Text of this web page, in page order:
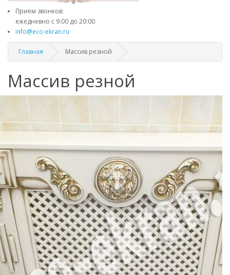
Прием звонков:
ежедневно с 9:00 до 20:00
info@eco-ekran.ru
Главная Массив резной
Массив резной